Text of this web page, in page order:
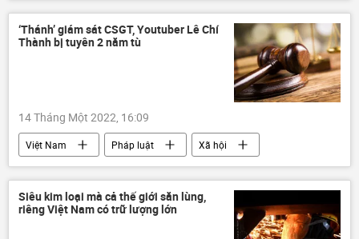
‘Thánh’ giám sát CSGT, Youtuber Lê Chí
Thành bị tuyên 2 năm tù
14 Tháng Một 2022, 16:09
Việt Nam Pháp luật
Xã hội
kỷ luật
CSGT
công an
TAND
Siêu kim loại mà cả thế giới săn lùng,
riêng Việt Nam có trữ lượng lớn